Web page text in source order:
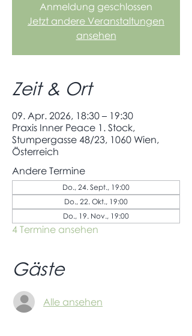
Anmeldung geschlossen
Jetzt andere Veranstaltungen
ansehen
Zeit & Ort
09. Apr. 2026, 18:30 – 19:30
Praxis Inner Peace 1. Stock,
Stumpergasse 48/23, 1060 Wien,
Österreich
Andere Termine
Do., 24. Sept., 19:00
Do., 22. Okt., 19:00
Do., 19. Nov., 19:00
4 Termine ansehen
Gäste
Alle ansehen